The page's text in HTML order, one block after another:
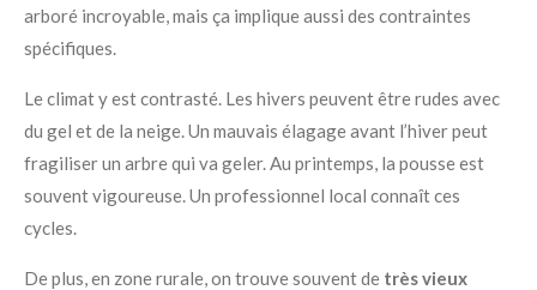
arboré incroyable, mais ça implique aussi des contraintes
spécifiques.
Le climat y est contrasté. Les hivers peuvent être rudes avec
du gel et de la neige. Un mauvais élagage avant l’hiver peut
fragiliser un arbre qui va geler. Au printemps, la pousse est
souvent vigoureuse. Un professionnel local connaît ces
cycles.
De plus, en zone rurale, on trouve souvent de très vieux